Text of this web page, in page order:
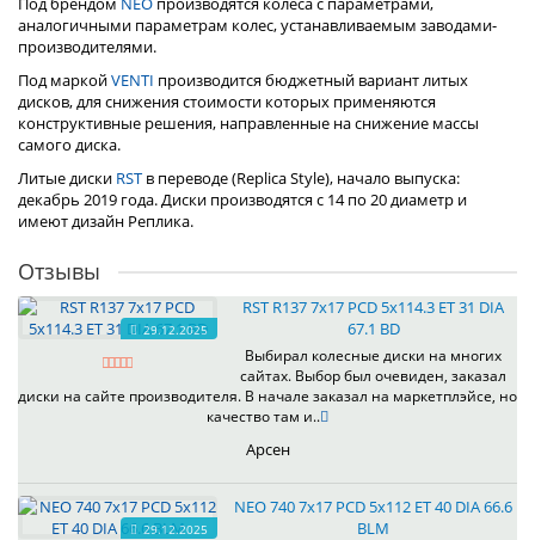
аналогичными параметрам колес, устанавливаемым заводами-
производителями.
Под маркойVENTI производится бюджетный вариант литых
дисков, для снижения стоимости которых применяются
конструктивные решения, направленные на снижение массы
самого диска.
Литые диски RST в переводе (Replica Style), начало выпуска:
декабрь 2019 года. Диски производятся с 14 по 20 диаметр и
имеют дизайн Реплика.
Отзывы
29.12.2025
RST R137 7x17 PCD 5x114.3 ET 31 DIA
67.1 BD
Выбирал колесные диски на многих
сайтах. Выбор был очевиден, заказал
диски на сайте производителя. В начале заказал на маркетплэйсе, но
качество там и..
Арсен
29.12.2025
NEO 740 7x17 PCD 5x112 ET 40 DIA 66.6
BLM